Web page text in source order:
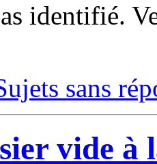
identifié.
sans
vide à